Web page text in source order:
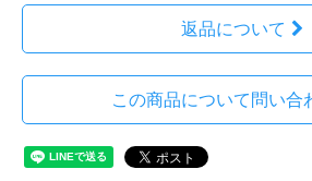
返品について
この商品について問い合